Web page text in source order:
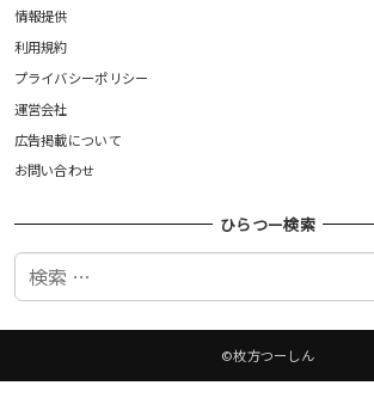
情報提供
利用規約
プライバシーポリシー
運営会社
広告掲載について
お問い合わせ
ひらつー検索
検
©枚方つーしん